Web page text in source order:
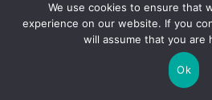
Dossiers maison
We use cookies to ensure that
experience on our website. If you
will assume that you are
Ok